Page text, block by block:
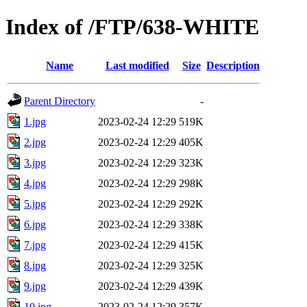
Index of /FTP/638-WHITE
Name Last modified Size Description
Parent Directory
-
1.jpg
2023-02-24 12:29 519K
2.jpg
2023-02-24 12:29 405K
3.jpg
2023-02-24 12:29 323K
4.jpg
2023-02-24 12:29 298K
5.jpg
2023-02-24 12:29 292K
6.jpg
2023-02-24 12:29 338K
7.jpg
2023-02-24 12:29 415K
8.jpg
2023-02-24 12:29 325K
9.jpg
2023-02-24 12:29 439K